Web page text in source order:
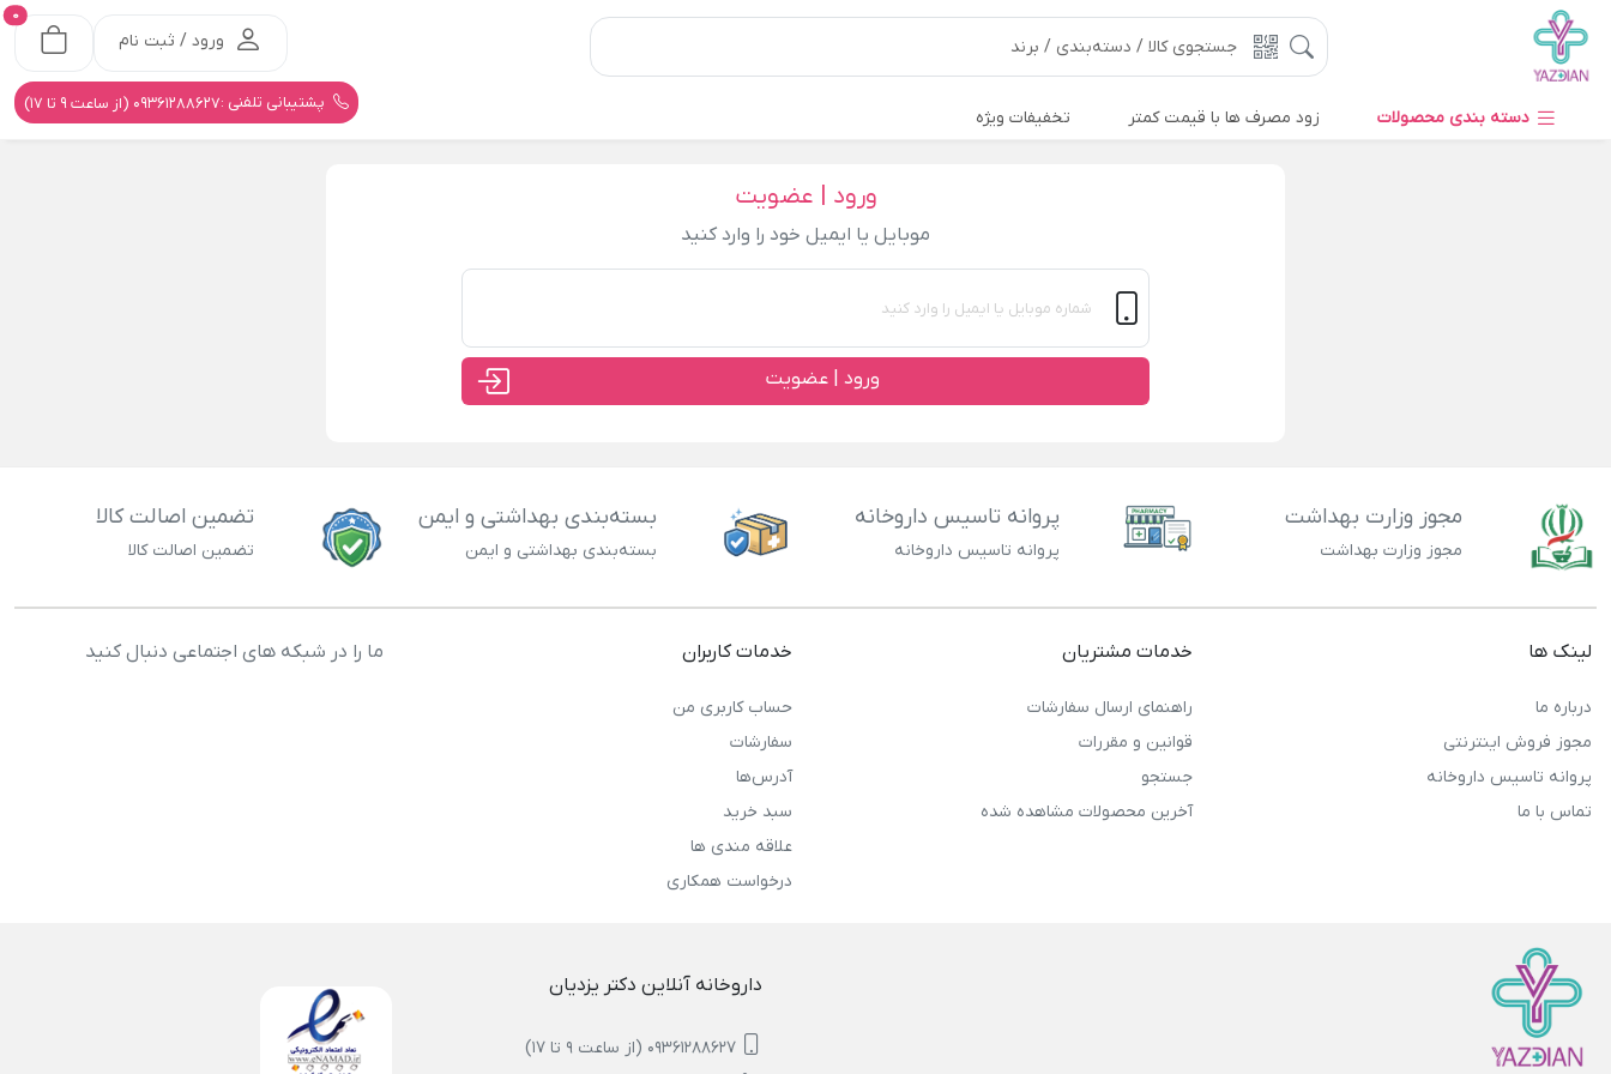
ورود / ثبت نام
0
پشتیبانی تلفنی :09361288627 (از ساعت 9 تا 17)
دسته بندی محصولات زود مصرف ها با قیمت کمتر تخفیفات ویژه
ورود | عضویت
موبایل یا ایمیل خود را وارد کنید
ورود | عضویت
مجوز وزارت بهداشت
مجوز وزارت بهداشت
پروانه تاسیس داروخانه
پروانه تاسیس داروخانه
بسته‌بندی بهداشتی و ایمن
بسته‌بندی بهداشتی و ایمن
تضمین اصالت کالا
تضمین اصالت کالا
لینک ها
درباره ما
مجوز فروش اینترنتی
پروانه تاسیس داروخانه
تماس با ما
خدمات مشتریان
راهنمای ارسال سفارشات
قوانین و مقررات
جستجو
آخرین محصولات مشاهده شده
خدمات کاربران
حساب کاربری من
سفارشات
آدرس‌ها
سبد خرید
علاقه مندی ها
درخواست همکاری
ما را در شبکه های اجتماعی دنبال کنید
داروخانه آنلاین دکتر یزدیان
09361288627 (از ساعت 9 تا 17)